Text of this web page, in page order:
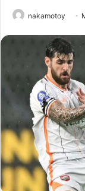
nakamotoy